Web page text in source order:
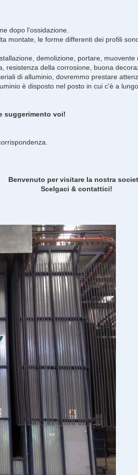
dopo l'ossidazione.
montate, le forme differenti dei profili
demolizione, portare, muovente
della corrosione, buona
di alluminio, dovremmo prestare
è disposto nel posto in cui c'è a
suggerimento voi!
Benvenuto per visitare la nostra
Scelgaci & contattici!